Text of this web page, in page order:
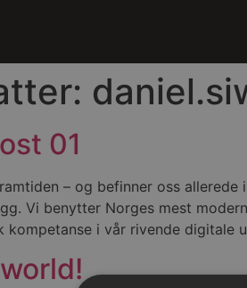
01
– og befinner oss
Vi benytter Norges mest
kompetanse i vår rivende digitale